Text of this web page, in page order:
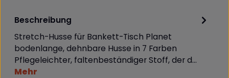
Beschreibung
Stretch-Husse für Bankett-Tisch Planet
bodenlange, dehnbare Husse in 7 Farben
Pflegeleichter, faltenbeständiger Stoff, der d…
Mehr